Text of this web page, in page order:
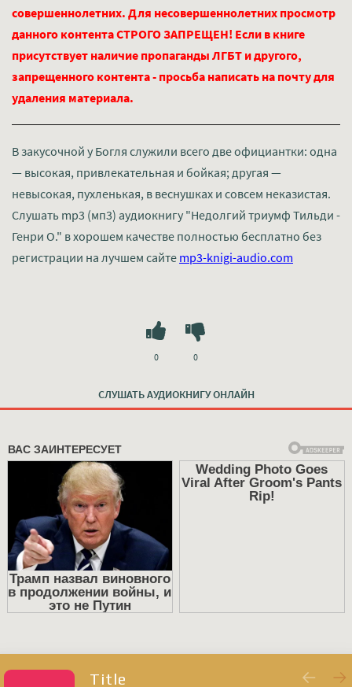
совершеннолетних. Для несовершеннолетних просмотр
данного контента СТРОГО ЗАПРЕЩЕН! Если в книге
присутствует наличие пропаганды ЛГБТ и другого,
запрещенного контента - просьба написать на почту для
удаления материала.
В закусочной у Богля служили всего две официантки: одна
— высокая, привлекательная и бойкая; другая —
невысокая, пухленькая, в веснушках и совсем неказистая.
Слушать mp3 (мп3) аудиокнигу "Недолгий триумф Тильди -
Генри О." в хорошем качестве полностью бесплатно без
регистрации на лучшем сайте mp3-knigi-audio.com
СЛУШАТЬ АУДИОКНИГУ ОНЛАЙН
0 0
Title